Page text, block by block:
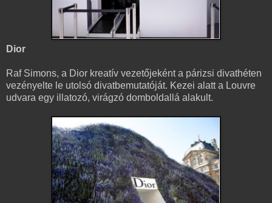
Dior
Raf Simons, a Dior kreatív vezetőjeként a párizsi divathéten
vezényelte le utolsó divatbemutatóját. Kezei alatt a Louvre
udvara egy illatozó, virágzó domboldallá alakult.